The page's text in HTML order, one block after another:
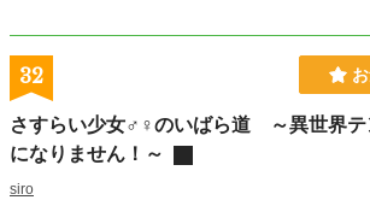
32
さすらい少女♂♀のいばら道 ～異世界テ
になりません！～
siro